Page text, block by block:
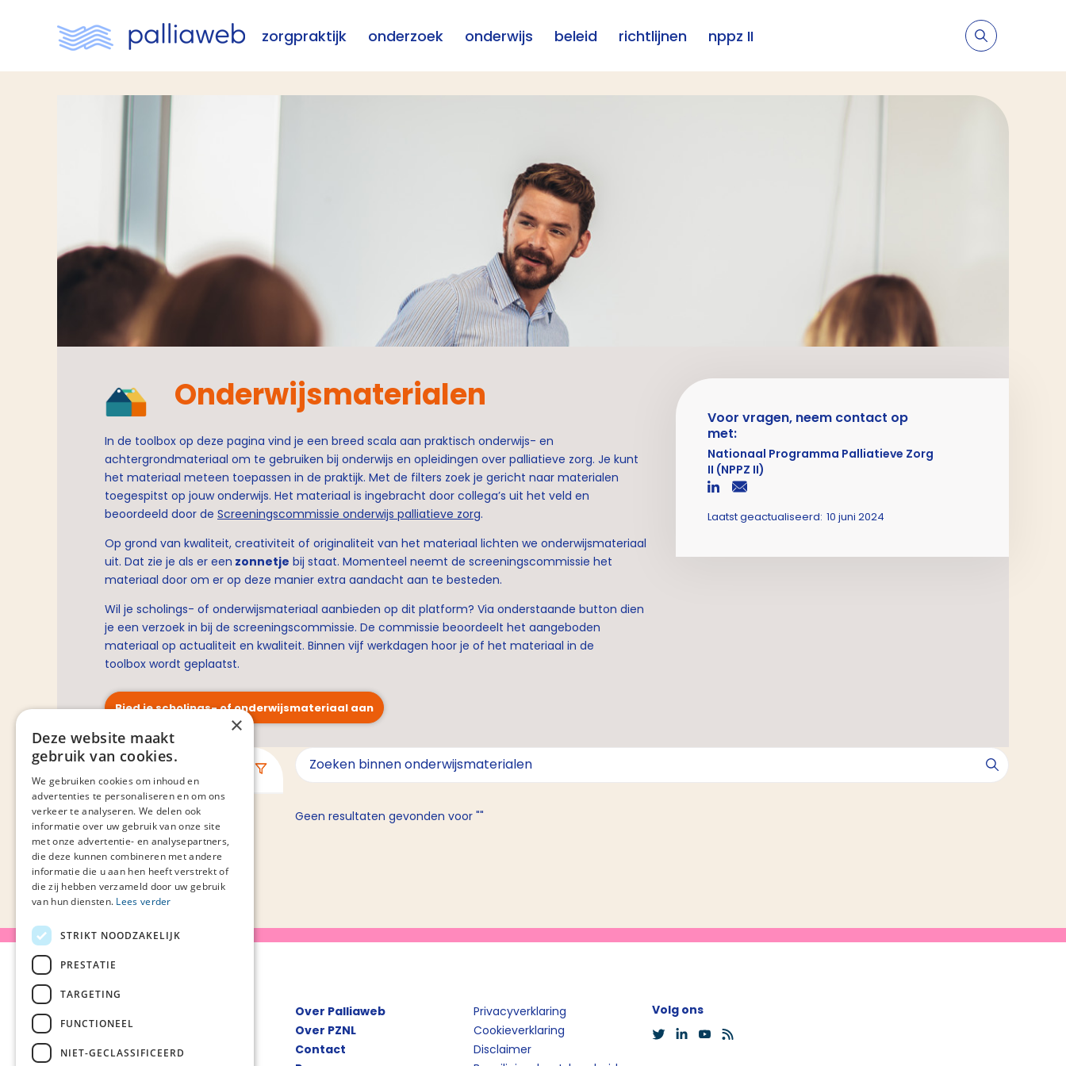
zorgpraktijk onderzoek onderwijs beleid richtlijnen nppz II
Onderwijsmaterialen
In de toolbox op deze pagina vind je een breed scala aan praktisch onderwijs- en
achtergrondmateriaal om te gebruiken bij onderwijs en opleidingen over palliatieve zorg. Je kunt
het materiaal meteen toepassen in de praktijk. Met de filters zoek je gericht naar materialen
toegespitst op jouw onderwijs. Het materiaal is ingebracht door collega’s uit het veld en
beoordeeld door de Screeningscommissie onderwijs palliatieve zorg.
Op grond van kwaliteit, creativiteit of originaliteit van het materiaal lichten we onderwijsmateriaal
uit. Dat zie je als er een zonnetje bij staat. Momenteel neemt de screeningscommissie het
materiaal door om er op deze manier extra aandacht aan te besteden.
Wil je scholings- of onderwijsmateriaal aanbieden op dit platform? Via onderstaande button dien
je een verzoek in bij de screeningscommissie. De commissie beoordeelt het aangeboden
materiaal op actualiteit en kwaliteit. Binnen vijf werkdagen hoor je of het materiaal in de
toolbox wordt geplaatst.
Bied je scholings- of onderwijsmateriaal aan
Voor vragen, neem contact op
met:
Nationaal Programma Palliatieve Zorg
II (NPPZ II)
Laatst geactualiseerd: 10 juni 2024
Geen resultaten gevonden voor ""
Over Palliaweb
Over PZNL
Contact
Privacyverklaring
Cookieverklaring
Disclaimer
Volg ons
×
Deze website maakt
gebruik van cookies.
We gebruiken cookies om inhoud en
advertenties te personaliseren en om ons
verkeer te analyseren. We delen ook
informatie over uw gebruik van onze site
met onze advertentie- en analysepartners,
die deze kunnen combineren met andere
informatie die u aan hen heeft verstrekt of
die zij hebben verzameld door uw gebruik
van hun diensten. Lees verder
STRIKT NOODZAKELIJK
PRESTATIE
TARGETING
FUNCTIONEEL
NIET-GECLASSIFICEERD